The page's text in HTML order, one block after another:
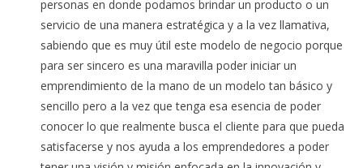
personas en donde podamos brindar un producto o un
servicio de una manera estratégica y a la vez llamativa,
sabiendo que es muy útil este modelo de negocio porque
para ser sincero es una maravilla poder iniciar un
emprendimiento de la mano de un modelo tan básico y
sencillo pero a la vez que tenga esa esencia de poder
conocer lo que realmente busca el cliente para que pueda
satisfacerse y nos ayuda a los emprendedores a poder